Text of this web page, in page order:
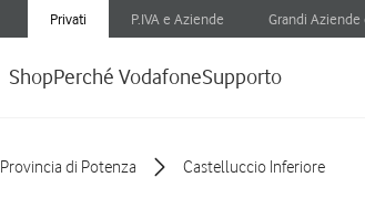
Privati P.IVA e Aziende Grandi Aziende
ShopPerché VodafoneSupporto
Provincia di Potenza Castelluccio Inferiore